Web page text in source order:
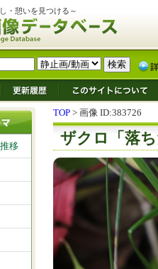
・憩いを見つける～
TOP > 画像 ID:383726
ザクロ「落
移